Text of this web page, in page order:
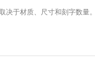
于材质、尺寸和刻字数量。